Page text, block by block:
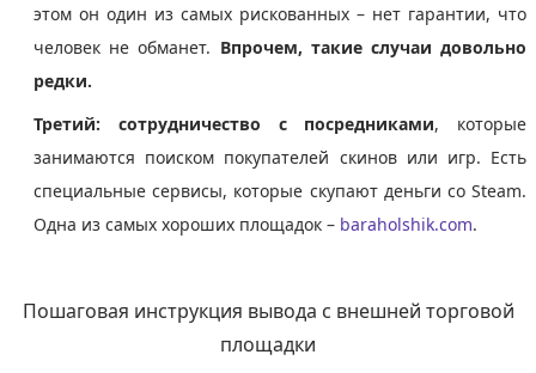
этом он один из самых рискованных – нет гарантии, что
человек не обманет. Впрочем, такие случаи довольно
редки.
Третий:
сотрудничество с посредниками, которые
занимаются поиском покупателей скинов или игр. Есть
специальные сервисы, которые скупают деньги со Steam.
Одна из самых хороших площадок – baraholshik.com.
Пошаговая инструкция вывода с внешней торговой
площадки